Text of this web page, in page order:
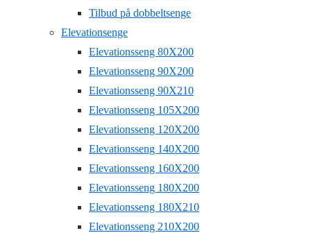
Tilbud på dobbeltsenge
Elevationsenge
Elevationsseng 80X200
Elevationsseng 90X200
Elevationsseng 90X210
Elevationsseng 105X200
Elevationsseng 120X200
Elevationsseng 140X200
Elevationsseng 160X200
Elevationsseng 180X200
Elevationsseng 180X210
Elevationsseng 210X200